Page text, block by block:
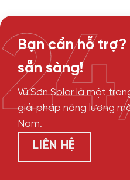
Bạn cần hỗ
sẵn sàng!
Vũ Sơn Solar là một
giải pháp năng lượng
Nam.
LIÊN HỆ